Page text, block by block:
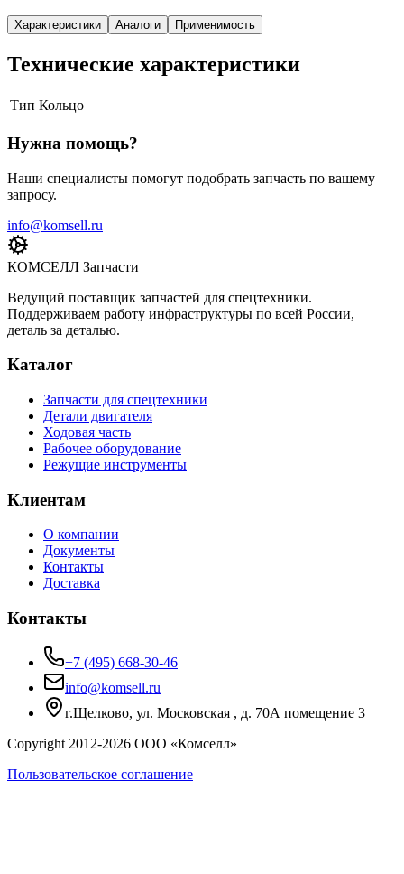
Характеристики Аналоги Применимость
Технические характеристики
Тип Кольцо
Нужна помощь?
Наши специалисты помогут подобрать запчасть по вашему
запросу.
info@komsell.ru
КОМСЕЛЛ Запчасти
Ведущий поставщик запчастей для спецтехники.
Поддерживаем работу инфраструктуры по всей России,
деталь за деталью.
Каталог
Запчасти для спецтехники
Детали двигателя
Ходовая часть
Рабочее оборудование
Режущие инструменты
Клиентам
О компании
Документы
Контакты
Доставка
Контакты
+7 (495) 668-30-46
info@komsell.ru
г.Щелково, ул. Московская , д. 70А помещение 3
Copyright 2012-2026 ООО «Комселл»
Пользовательское соглашение